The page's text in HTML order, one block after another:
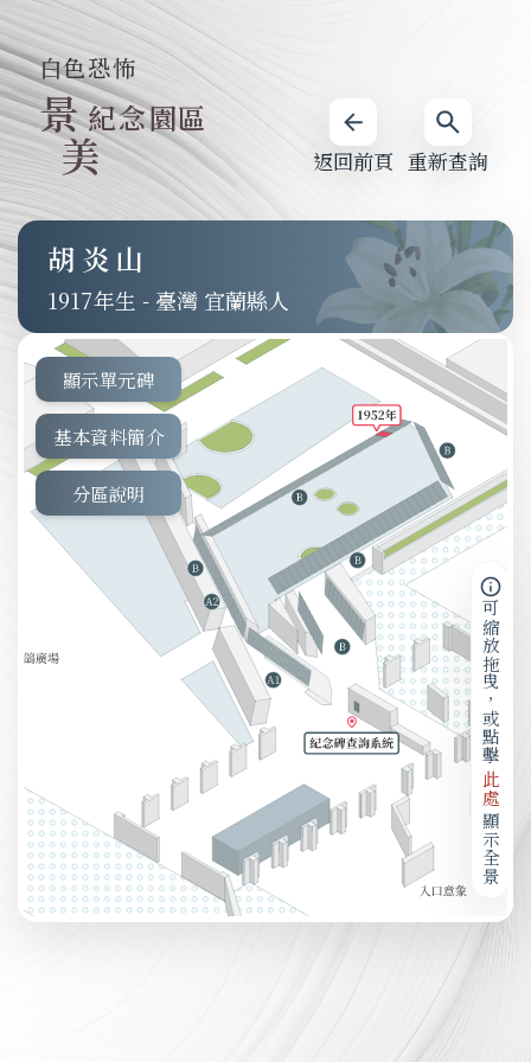
重新查詢
返回前頁
白色恐怖
景
美
紀念園區
胡炎山
1917 - 臺灣 宜蘭縣人
顯示單元碑
基本資料簡介
分區說明
可縮放拖曳，或點擊
此處
顯示全景